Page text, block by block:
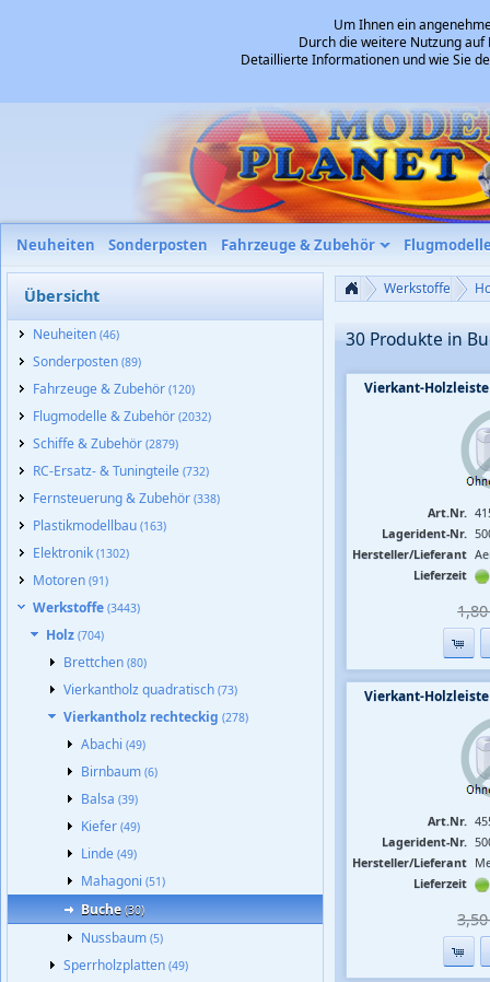
Neuheiten Sonderposten Fahrzeuge & Zubehör
Übersicht
Neuheiten (46)
Sonderposten (89)
Fahrzeuge & Zubehör (120)
Flugmodelle & Zubehör (2032)
Schiffe & Zubehör (2879)
RC-Ersatz- & Tuningteile (732)
Fernsteuerung & Zubehör (338)
Plastikmodellbau (163)
Elektronik (1302)
Motoren (91)
Werkstoffe (3443)
Holz (704)
Brettchen (80)
Vierkantholz quadratisch (73)
Vierkantholz rechteckig (278)
Abachi (49)
Birnbaum (6)
Balsa (39)
Kiefer (49)
Linde (49)
Mahagoni (51)
Buche (30)
Nussbaum (5)
Sperrholzplatten (49)
Um Ihnen ein
Durch die weitere Nutzung
Detaillierte Informationen und wie Sie
Werkstoffe
30 Produkte in
Vierkant-
Art.Nr.
Lagerident-Nr.
Hersteller/Lieferant
Lieferzeit
1,80
Vierkant-
Art.Nr.
Lagerident-Nr.
Hersteller/Lieferant
Lieferzeit
3,50